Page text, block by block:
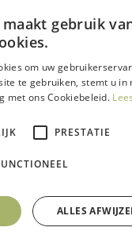
|
|
geschreven over
| 18
kunt de eerste
gebruik
om uw
te gebruiken, stemt u in
met ons Cookiebeleid.
PRESTATIE
ALLES